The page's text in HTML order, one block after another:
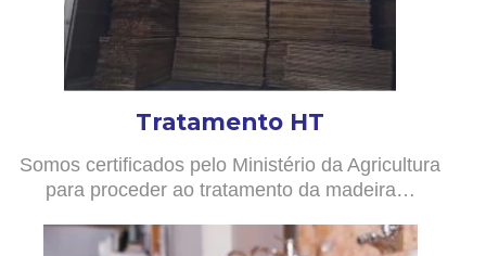
Tratamento HT
Somos certificados pelo Ministério da Agricultura
para proceder ao tratamento da madeira…